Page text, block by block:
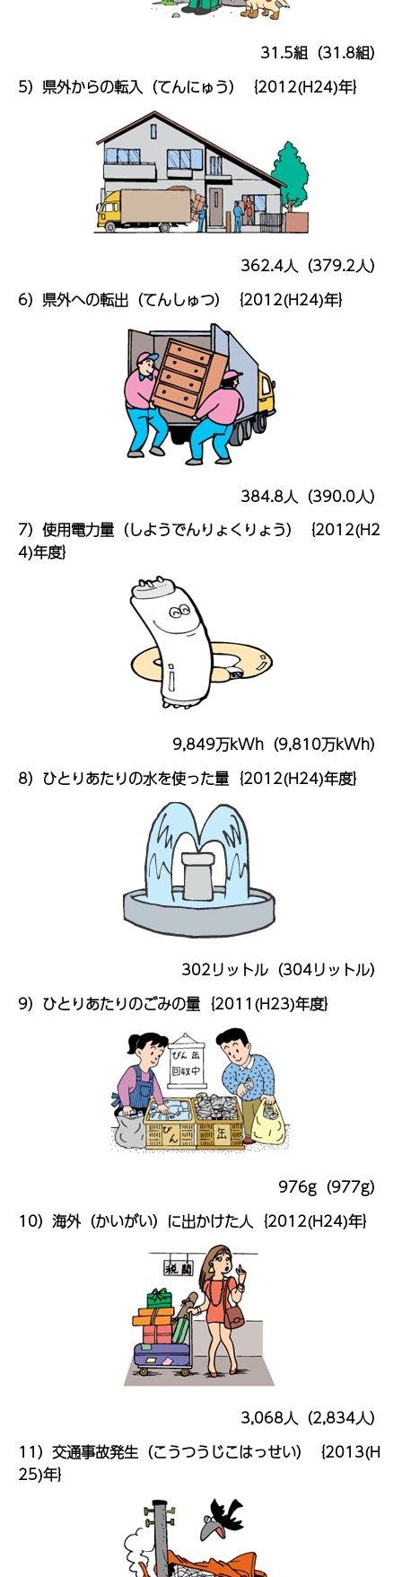
31.5組（31.8組）
5）県外からの転入（てんにゅう）｛2012(H24)年｝
362.4人（379.2人）
6）県外への転出（てんしゅつ）｛2012(H24)年｝
384.8人（390.0人）
7）使用電力量（しようでんりょくりょう）｛2012(H2
4)年度｝
9,849万kWh（9,810万kWh）
8）ひとりあたりの水を使った量｛2012(H24)年度｝
302リットル（304リットル）
9）ひとりあたりのごみの量｛2011(H23)年度｝
976g（977g）
10）海外（かいがい）に出かけた人｛2012(H24)年｝
3,068人（2,834人）
11）交通事故発生（こうつうじこはっせい）｛2013(H
25)年｝